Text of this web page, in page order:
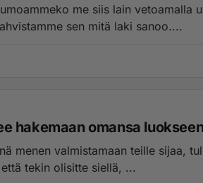
sen mitä laki sanoo....
hakemaan omansa luokseen
menen valmistamaan teille sijaa,
tekin olisitte siellä, ...